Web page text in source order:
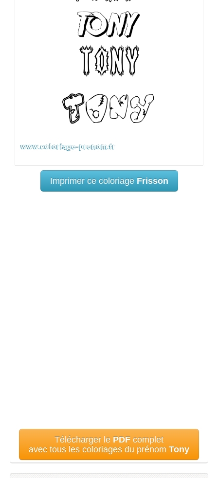
Imprimer ce coloriage Frisson
Télécharger le PDF complet
avec tous les coloriages du prénom Tony